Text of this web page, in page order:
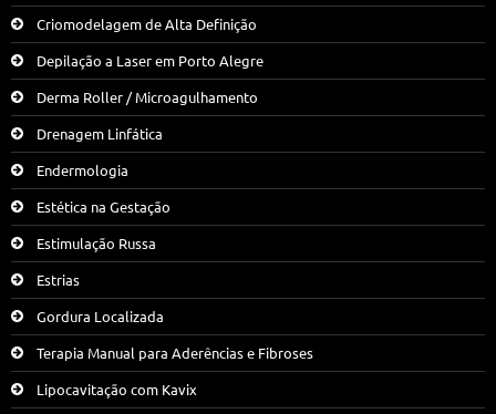
Criomodelagem de Alta Definição
Depilação a Laser em Porto Alegre
Derma Roller / Microagulhamento
Drenagem Linfática
Endermologia
Estética na Gestação
Estimulação Russa
Estrias
Gordura Localizada
Terapia Manual para Aderências e Fibroses
Lipocavitação com Kavix